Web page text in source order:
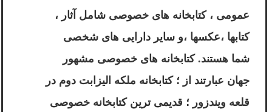
عمومی ، کتابخانه های خصوصی شامل آثار ،
کتابها ،عکسها ،و سایر دارایی های شخصی
شما هستند. کتابخانه های خصوصی مشهور
جهان عبارتند از ؛ کتابخانه ملکه الیزابت دوم در
قلعه ویندزور ؛ قدیمی ترین کتابخانه خصوصی